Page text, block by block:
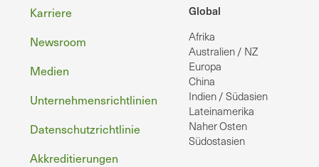
Global
Afrika
Australien / NZ
Europa
China
Indien / Südasien
Lateinamerika
Naher Osten
Südostasien
Fußzeile
Karriere
Newsroom
Medien
Unternehmensrichtlinien
Datenschutzrichtlinie
Akkreditierungen